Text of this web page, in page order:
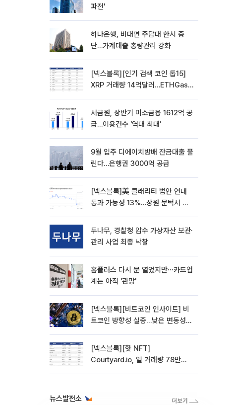
파전'
하나은행, 비대면 주담대 한시 중
단…가계대출 총량관리 강화
[넥스블록][인기 검색 코인 톱15]
XRP 거래량 14억달러…ETHGas
서금원, 상반기 미소금융 1612억 공
급…이용건수 ‘역대 최대’
9월 입주 디에이치방배 잔금대출 풀
린다…은행권 3000억 공급
[넥스블록]美 클래리티 법안 연내
통과 가능성 13%…상원 문턱서 제
두나무, 경찰청 압수 가상자산 보관·
관리 사업 최종 낙찰
홈플러스 다시 문 열었지만⋯카드업
계는 아직 '관망'
[넥스블록][비트코인 인사이트] 비
트코인 방향성 실종…낮은 변동성에
[넥스블록][핫 NFT]
Courtyard.io, 일 거래량 78만
뉴스발전소